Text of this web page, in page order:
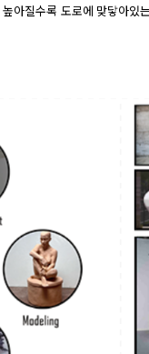
아질수록 도로에 맞닿아